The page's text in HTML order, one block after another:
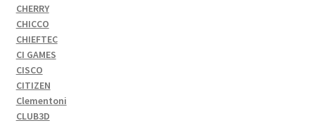
CHERRY
CHICCO
CHIEFTEC
CI GAMES
CISCO
CITIZEN
Clementoni
CLUB3D